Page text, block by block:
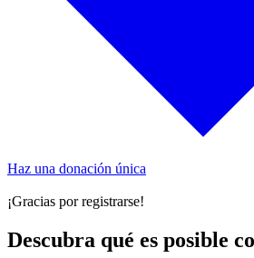
Haz una donación única
¡Gracias por registrarse!
Descubra qué es posible